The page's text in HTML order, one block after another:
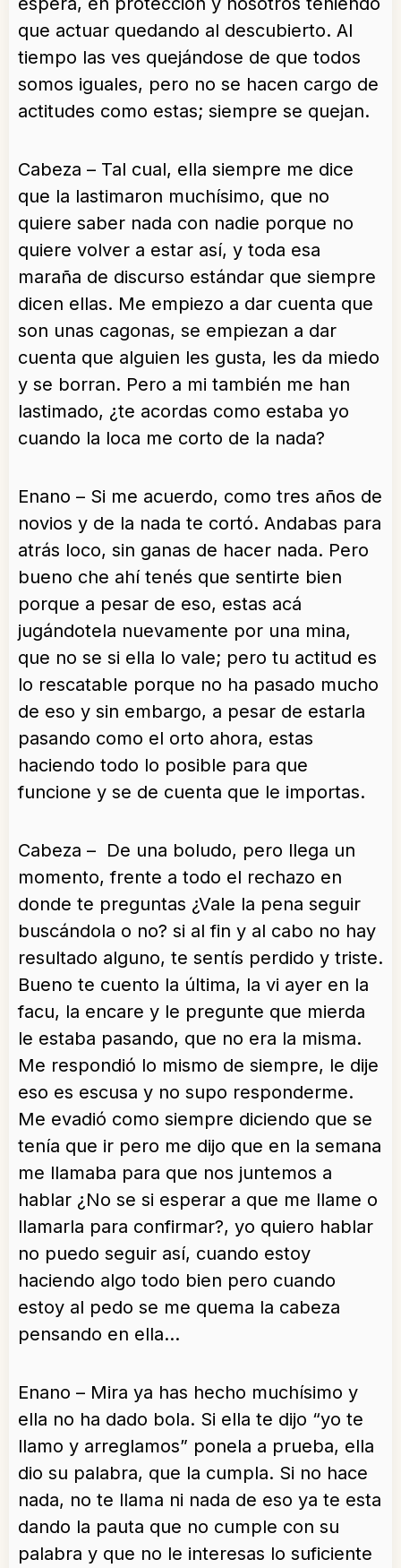
que actuar quedando al descubierto. Al
tiempo las ves quejándose de que todos
somos iguales, pero no se hacen cargo de
actitudes como estas; siempre se quejan.
Cabeza – Tal cual, ella siempre me dice
que la lastimaron muchísimo, que no
quiere saber nada con nadie porque no
quiere volver a estar así, y toda esa
maraña de discurso estándar que siempre
dicen ellas. Me empiezo a dar cuenta que
son unas cagonas, se empiezan a dar
cuenta que alguien les gusta, les da miedo
y se borran. Pero a mi también me han
lastimado, ¿te acordas como estaba yo
cuando la loca me corto de la nada?
Enano – Si me acuerdo, como tres años de
novios y de la nada te cortó. Andabas para
atrás loco, sin ganas de hacer nada. Pero
bueno che ahí tenés que sentirte bien
porque a pesar de eso, estas acá
jugándotela nuevamente por una mina,
que no se si ella lo vale; pero tu actitud es
lo rescatable porque no ha pasado mucho
de eso y sin embargo, a pesar de estarla
pasando como el orto ahora, estas
haciendo todo lo posible para que
funcione y se de cuenta que le importas.
Cabeza – De una boludo, pero llega un
momento, frente a todo el rechazo en
donde te preguntas ¿Vale la pena seguir
buscándola o no? si al fin y al cabo no hay
resultado alguno, te sentís perdido y triste.
Bueno te cuento la última, la vi ayer en la
facu, la encare y le pregunte que mierda
le estaba pasando, que no era la misma.
Me respondió lo mismo de siempre, le dije
eso es escusa y no supo responderme.
Me evadió como siempre diciendo que se
tenía que ir pero me dijo que en la semana
me llamaba para que nos juntemos a
hablar ¿No se si esperar a que me llame o
llamarla para confirmar?, yo quiero hablar
no puedo seguir así, cuando estoy
haciendo algo todo bien pero cuando
estoy al pedo se me quema la cabeza
pensando en ella…
Enano – Mira ya has hecho muchísimo y
ella no ha dado bola. Si ella te dijo “yo te
llamo y arreglamos” ponela a prueba, ella
dio su palabra, que la cumpla. Si no hace
nada, no te llama ni nada de eso ya te esta
dando la pauta que no cumple con su
palabra y que no le interesas lo suficiente